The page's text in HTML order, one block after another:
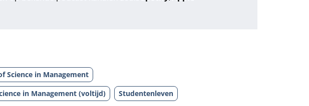
Science in Management
in Management (voltijd) Studentenleven